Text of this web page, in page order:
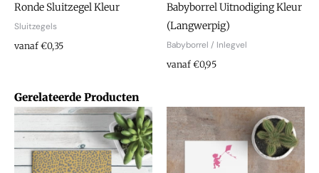
Ronde Sluitzegel Kleur
Sluitzegels
vanaf €0,35
Babyborrel Uitnodiging Kleur
(Langwerpig)
Babyborrel / Inlegvel
vanaf €0,95
Gerelateerde Producten